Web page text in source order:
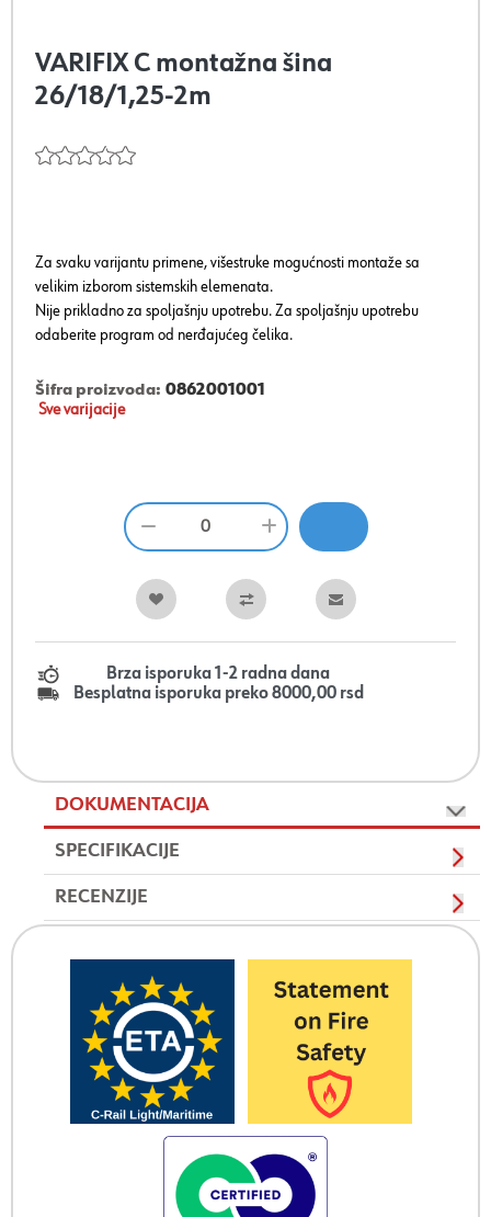
VARIFIX C montažna šina
26/18/1,25-2m
Za svaku varijantu primene, višestruke mogućnosti montaže sa
velikim izborom sistemskih elemenata.
Nije prikladno za spoljašnju upotrebu. Za spoljašnju upotrebu
odaberite program od nerđajućeg čelika.
Šifra proizvoda: 0862001001
Sve varijacije
Brza isporuka 1-2 radna dana
Besplatna isporuka preko 8000,00 rsd
DOKUMENTACIJA
SPECIFIKACIJE
RECENZIJE